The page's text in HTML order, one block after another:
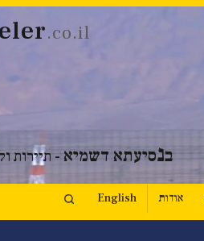
.co.il
בנסיעתא דשמיא - תיירות
אודות English